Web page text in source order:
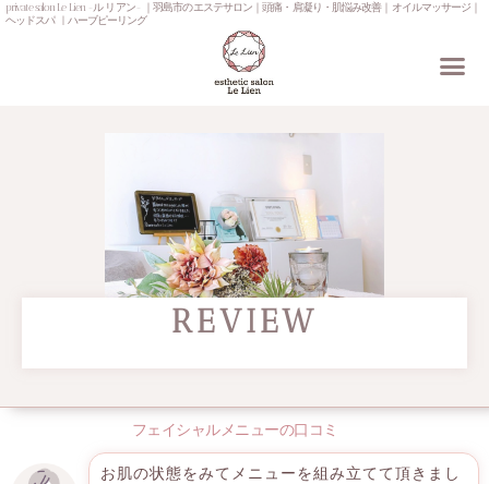
private salon Le Lien -ル リアン- ｜羽島市のエステサロン｜頭痛・肩凝り・肌悩み改善｜オイルマッサージ｜
ヘッドスパ ｜ハーブピーリング
REVIEW
フェイシャルメニューの口コミ
お肌の状態をみてメニューを組み立てて頂きまし